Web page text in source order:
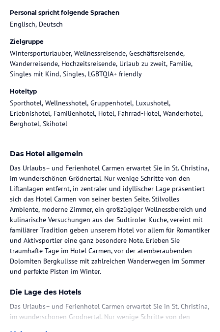
Personal spricht folgende Sprachen
Englisch, Deutsch
Zielgruppe
Wintersporturlauber, Wellnessreisende, Geschäftsreisende,
Wanderreisende, Hochzeitsreisende, Urlaub zu zweit, Familie,
Singles mit Kind, Singles, LGBTQIA+ friendly
Hoteltyp
Sporthotel, Wellnesshotel, Gruppenhotel, Luxushotel,
Erlebnishotel, Familienhotel, Hotel, Fahrrad-Hotel, Wanderhotel,
Berghotel, Skihotel
Das Hotel allgemein
Das Urlaubs– und Ferienhotel Carmen erwartet Sie in St. Christina,
im wunderschönen Grödnertal. Nur wenige Schritte von den
Liftanlagen entfernt, in zentraler und idyllischer Lage präsentiert
sich das Hotel Carmen von seiner besten Seite. Stilvolles
Ambiente, moderne Zimmer, ein großzügiger Wellnessbereich und
kulinarische Versuchungen aus der Südtiroler Küche, vereint mit
familiärer Tradition geben unserem Hotel vor allem für Romantiker
und Aktivsportler eine ganz besondere Note. Erleben Sie
traumhafte Tage im Hotel Carmen, vor der atemberaubenden
Dolomiten Bergkulisse mit zahlreichen Wanderwegen im Sommer
und perfekte Pisten im Winter.
Die Lage des Hotels
Das Urlaubs– und Ferienhotel Carmen erwartet Sie in St. Christina,
im wunderschönen Grödnertal. Nur wenige Schritte von den